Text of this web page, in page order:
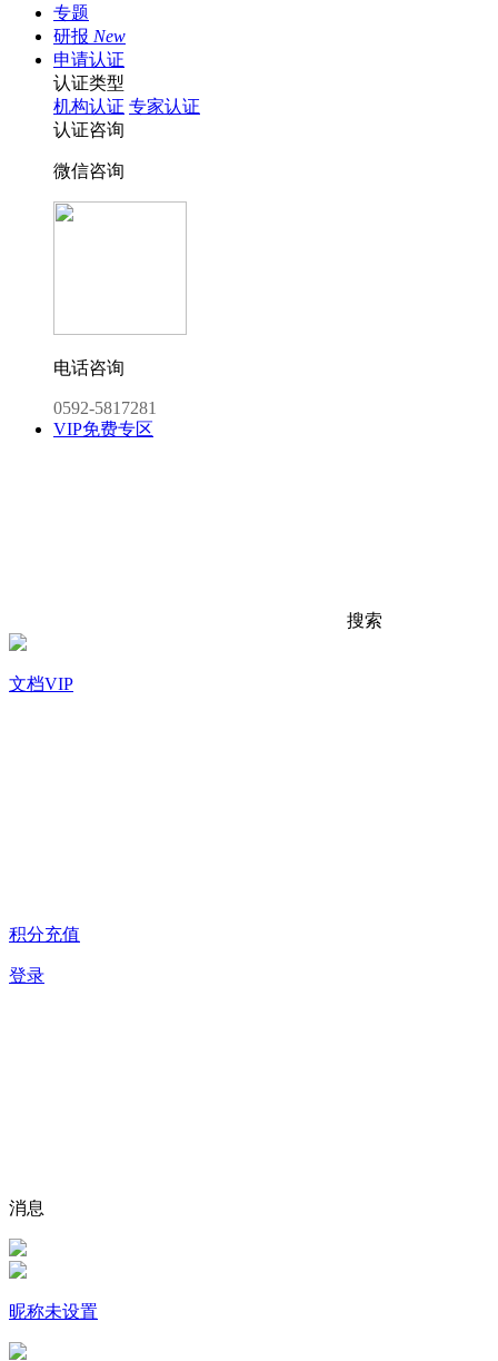
专题
研报 New
申请认证
认证类型
机构认证 专家认证
认证咨询
微信咨询
电话咨询
0592-5817281
VIP免费专区
搜索
文档VIP
积分充值
登录
消息
昵称未设置